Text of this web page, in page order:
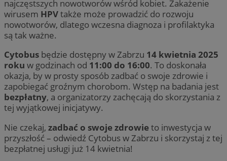
najczęstszych nowotworów wśród kobiet. Zakażenie
wirusem HPVtakże może prowadzić do rozwoju
nowotworów, dlatego wczesna diagnoza i profilaktyka
są tak ważne.
Cytobus będzie dostępny w Zabrzu 14 kwietnia 2025
roku w godzinach od 11:00 do 16:00. To doskonała
okazja, by w prosty sposób zadbać o swoje zdrowie i
zapobiegać groźnym chorobom. Wstęp na badania jest
bezpłatny, a organizatorzy zachęcają do skorzystania z
tej wyjątkowej inicjatywy.
Nie czekaj, zadbać o swoje zdrowieto inwestycja w
przyszłość – odwiedź Cytobus w Zabrzu i skorzystaj z tej
bezpłatnej usługi już 14 kwietnia!